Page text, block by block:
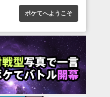
ボケてへようこそ